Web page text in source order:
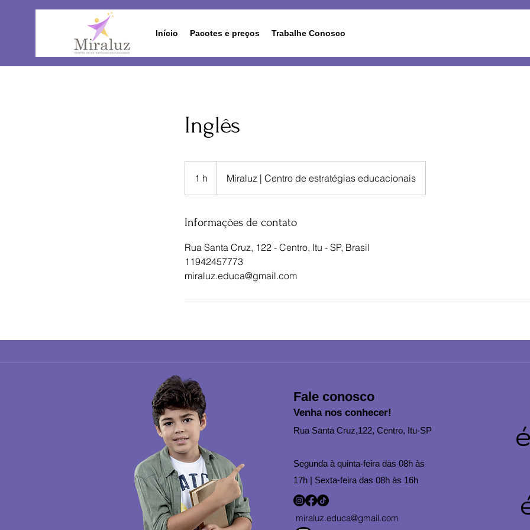
Início Pacotes e preços Trabalhe Conosco
Inglês
1 h Miraluz | Centro de estratégias educacionais
Informações de contato
Rua Santa Cruz, 122 - Centro, Itu - SP, Brasil
11942457773
miraluz.educa@gmail.com
Fale conosco
Venha nos conhecer!
Rua Santa Cruz,122, Centro, Itu-SP
Segunda à quinta-feira das 08h às
17h | Sexta-feira das 08h às 16h
miraluz.educa@gmail.com